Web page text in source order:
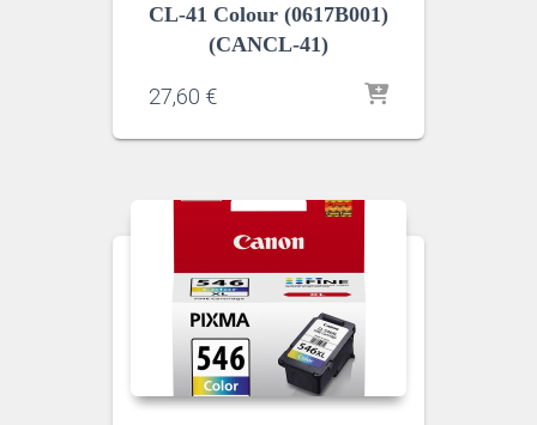
CL-41 Colour (0617B001)
(CANCL-41)
27,60 €